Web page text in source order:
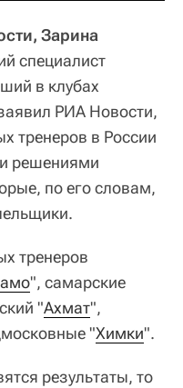
Зарина
специалист
в клубах
РИА Новости,
тренеров в России
решениями
по его словам,
тренеров
", самарские
"Ахмат",
"Химки".
результаты, то